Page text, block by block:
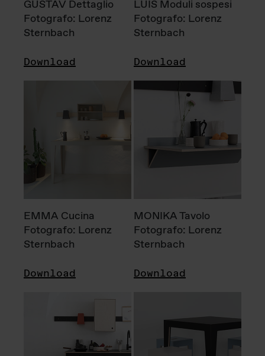
GUSTAV Dettaglio
Fotografo: Lorenz
Sternbach
Download
LUIS Moduli sospesi
Fotografo: Lorenz
Sternbach
Download
EMMA Cucina
Fotografo: Lorenz
Sternbach
Download
MONIKA Tavolo
Fotografo: Lorenz
Sternbach
Download